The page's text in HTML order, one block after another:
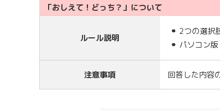
「おしえて！どっち？」について
ルール説明
2つの選択
パソコン
注意事項 回答した内容